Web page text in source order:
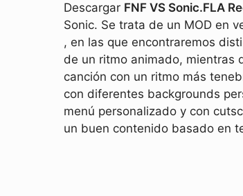
Descargar FNF VS Sonic.FLA
Sonic. Se trata de un MOD en
, en las que encontraremos
de un ritmo animado, mientras
canción con un ritmo más
con diferentes backgrounds
menú personalizado y con
un buen contenido basado en